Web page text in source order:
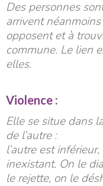
Des personnes
arrivent
opposent et à
commune. Le lien
elles.
Violence :
Elle se situe dans
de l’autre :
l’autre est
inexistant. On le
le rejette, on le